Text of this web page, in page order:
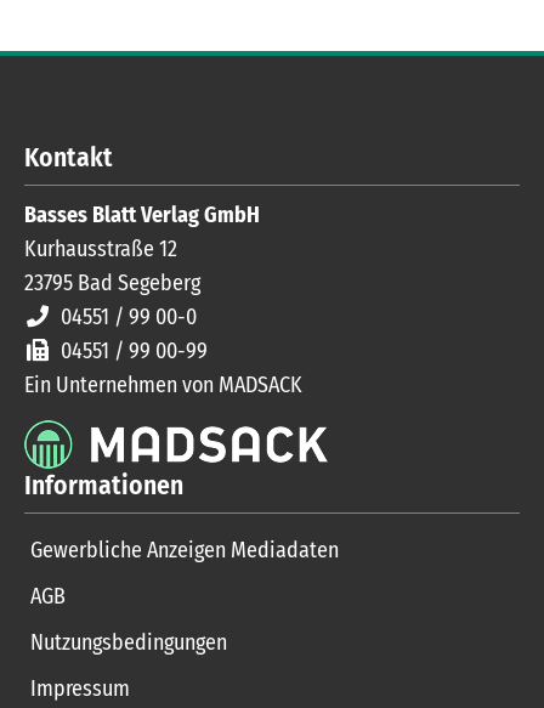
Kontakt
Basses Blatt Verlag GmbH
Kurhausstraße 12
23795 Bad Segeberg
04551 / 99 00-0
04551 / 99 00-99
Ein Unternehmen von MADSACK
Informationen
Gewerbliche Anzeigen Mediadaten
AGB
Nutzungsbedingungen
Impressum